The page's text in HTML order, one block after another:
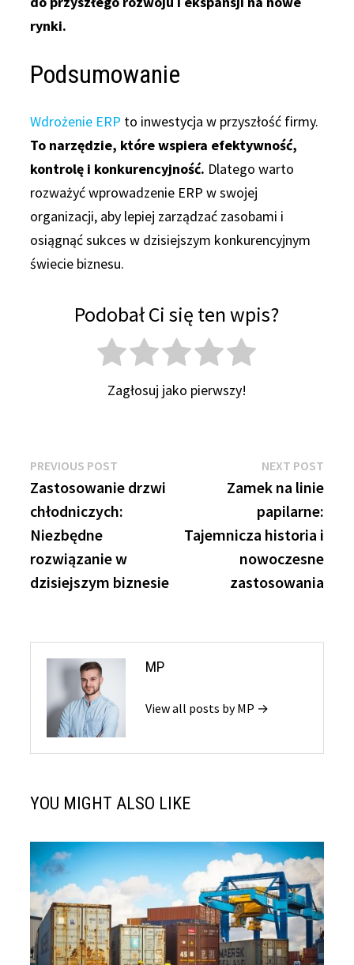
rynki.
Podsumowanie
Wdrożenie ERP to inwestycja w przyszłość firmy.
To narzędzie, które wspiera efektywność,
kontrolę i konkurencyjność. Dlatego warto
rozważyć wprowadzenie ERP w swojej
organizacji, aby lepiej zarządzać zasobami i
osiągnąć sukces w dzisiejszym konkurencyjnym
świecie biznesu.
Podobał Ci się ten wpis?
Zagłosuj jako pierwszy!
Nawigacja
wpisu
PREVIOUS POST
post:
Zastosowanie drzwi
chłodniczych:
Niezbędne
rozwiązanie w
dzisiejszym biznesie
NEXT POSTNext
post:
Zamek na linie
papilarne:
Tajemnicza historia i
nowoczesne
zastosowania
MP
View all posts by MP →
YOU MIGHT ALSO LIKE